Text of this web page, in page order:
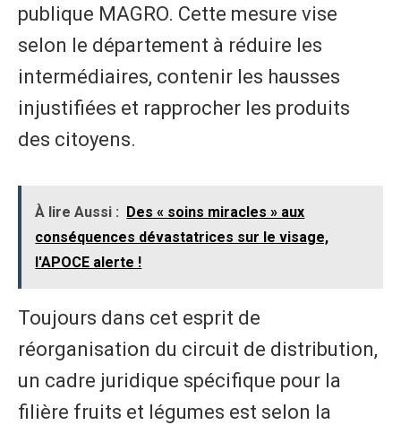
publique MAGRO. Cette mesure vise
selon le département à réduire les
intermédiaires, contenir les hausses
injustifiées et rapprocher les produits
des citoyens.
À lire Aussi : Des « soins miracles » aux
conséquences dévastatrices sur le visage,
l'APOCE alerte !
Toujours dans cet esprit de
réorganisation du circuit de distribution,
un cadre juridique spécifique pour la
filière fruits et légumes est selon la